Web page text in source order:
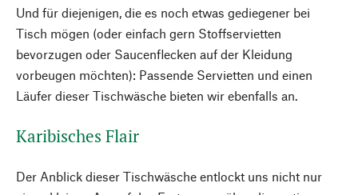
Und für diejenigen, die es noch etwas gediegener bei
Tisch mögen (oder einfach gern Stoffservietten
bevorzugen oder Saucenflecken auf der Kleidung
vorbeugen möchten): Passende Servietten und einen
Läufer dieser Tischwäsche bieten wir ebenfalls an.
Karibisches Flair
Der Anblick dieser Tischwäsche entlockt uns nicht nur